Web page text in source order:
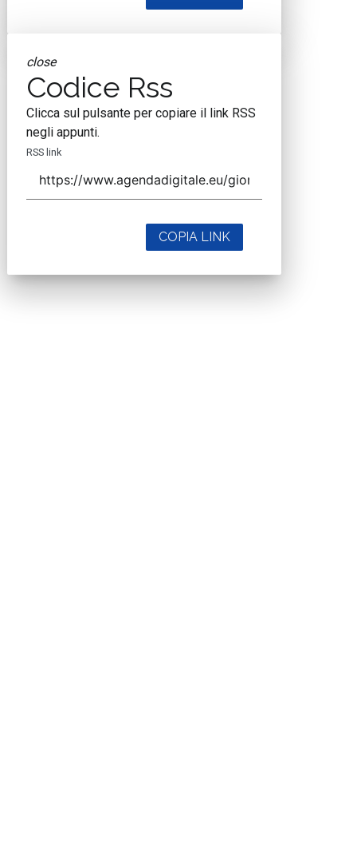
close
Codice Rss
Clicca sul pulsante per copiare il link RSS
negli appunti.
RSS link
COPIA LINK